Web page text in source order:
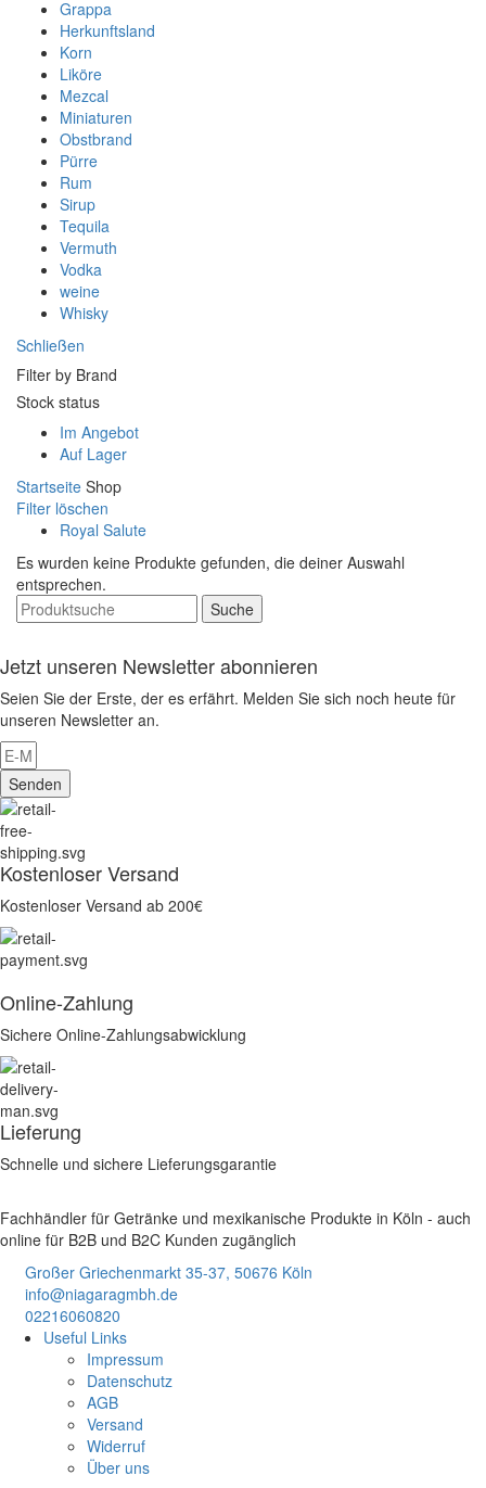
Grappa
Herkunftsland
Korn
Liköre
Mezcal
Miniaturen
Obstbrand
Pürre
Rum
Sirup
Tequila
Vermuth
Vodka
weine
Whisky
Schließen
Filter by Brand
Stock status
Im Angebot
Auf Lager
Startseite Shop
Filter löschen
Royal Salute
Es wurden keine Produkte gefunden, die deiner Auswahl
entsprechen.
Suche
Jetzt unseren Newsletter abonnieren
Seien Sie der Erste, der es erfährt. Melden Sie sich noch heute für
unseren Newsletter an.
Senden
Kostenloser Versand
Kostenloser Versand ab 200€
Online-Zahlung
Sichere Online-Zahlungsabwicklung
Lieferung
Schnelle und sichere Lieferungsgarantie
Fachhändler für Getränke und mexikanische Produkte in Köln - auch
online für B2B und B2C Kunden zugänglich
Großer Griechenmarkt 35-37, 50676 Köln
info@niagaragmbh.de
02216060820
Useful Links
Impressum
Datenschutz
AGB
Versand
Widerruf
Über uns